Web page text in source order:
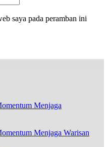
saya pada peramban ini
Menjaga Warisan